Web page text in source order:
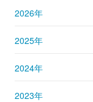
2026年
2025年
2024年
2023年